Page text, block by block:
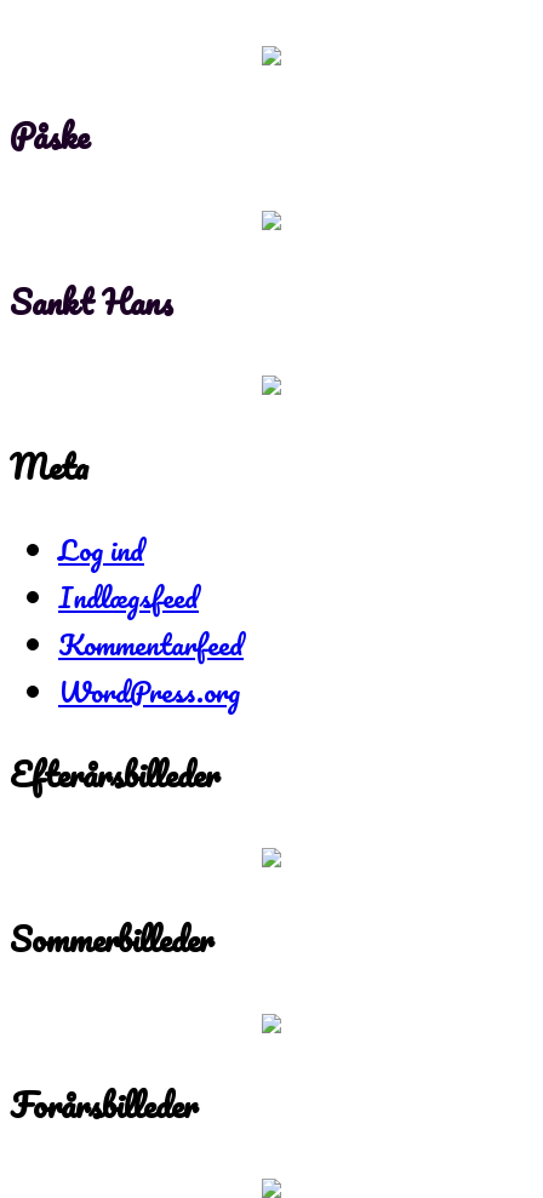
Påske
Sankt Hans
Meta
Log ind
Indlægsfeed
Kommentarfeed
WordPress.org
Efterårsbilleder
Sommerbilleder
Forårsbilleder